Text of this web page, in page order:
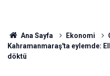
Ana Sayfa Ekonomi
Kahramanmaraş'ta eylemde:
döktü